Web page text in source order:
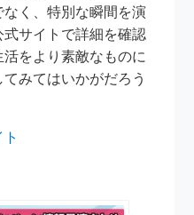
く、特別な瞬間を演
サイトで詳細を確認
をより素敵なものに
みてはいかがだろう